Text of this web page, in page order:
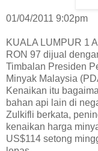
01/04/2011 9:02pm
KUALA LUMPUR 1
RON 97 dijual
Timbalan Presiden
Minyak Malaysia
Kenaikan itu
bahan api lain di
Zulkifli berkata,
kenaikan harga
US$114 setong